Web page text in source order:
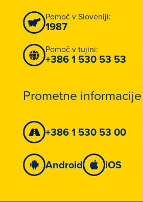
Pomoč v Sloveniji:
1987
Pomoč v tujini:
+386 1 530 53 53
Prometne informacije
+386 1 530 53 00
Android iOS